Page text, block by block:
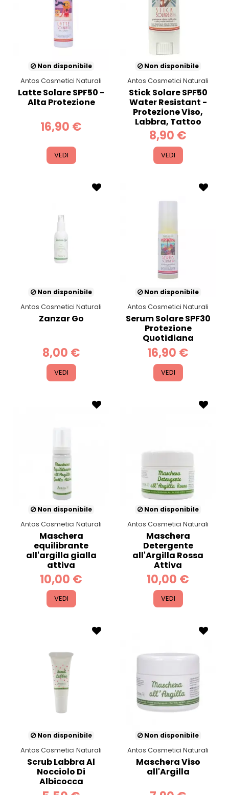
Non disponibile
Antos Cosmetici Naturali
Latte Solare SPF50 -
Alta Protezione
16,90 €
VEDI
Non disponibile
Antos Cosmetici Naturali
Stick Solare SPF50
Water Resistant -
Protezione Viso,
Labbra, Tattoo
8,90 €
VEDI
Non disponibile
Antos Cosmetici Naturali
Zanzar Go
8,00 €
VEDI
Non disponibile
Antos Cosmetici Naturali
Serum Solare SPF30
Protezione
Quotidiana
16,90 €
VEDI
Non disponibile
Antos Cosmetici Naturali
Maschera
equilibrante
all'argilla gialla
attiva
10,00 €
VEDI
Non disponibile
Antos Cosmetici Naturali
Maschera
Detergente
all'Argilla Rossa
Attiva
10,00 €
VEDI
Non disponibile
Antos Cosmetici Naturali
Scrub Labbra Al
Nocciolo Di
Albicocca
Non disponibile
Antos Cosmetici Naturali
Maschera Viso
all'Argilla